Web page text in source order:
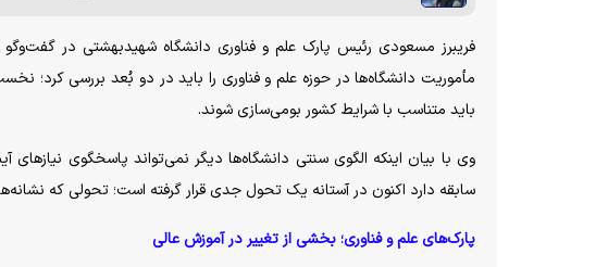
فریبرز مسعودی رئیس پارک علم و فناوری دانشگاه شهیدبهشتی در گفت‌و‌گو
مأموریت دانشگاه‌ها در حوزه علم و فناوری را باید در دو بُعد بررسی
باید متناسب با شرایط کشور بومی‌سازی شوند.
سابقه دارد اکنون در آستانه یک تحول جدی قرار گرفته است؛ تحولی که
پارک‌های علم و فناوری؛ بخشی از تغییر در آموزش عالی